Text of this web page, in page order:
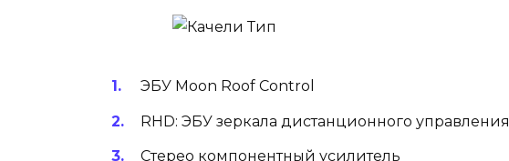
ЭБУ Moon Roof Control
RHD: ЭБУ зеркала дистанционного управления
Стерео компонентный усилитель